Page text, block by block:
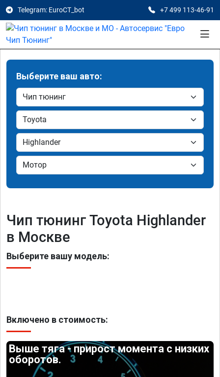
Telegram: EuroCT_bot +7 499 113-46-91
Выберите ваш авто:
Чип тюнинг Toyota Highlander
в Москве
Выберите вашу модель:
Включено в стоимость:
Выше тяга - прирост момента с низких
оборотов.